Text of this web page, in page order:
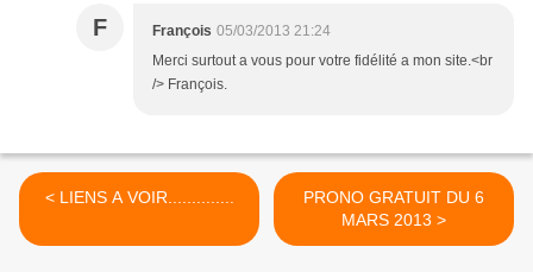
F François 05/03/2013 21:24
Merci surtout a vous pour votre fidélité a mon site.<br
/> François.
< LIENS A VOIR..............
PRONO GRATUIT DU 6
MARS 2013 >